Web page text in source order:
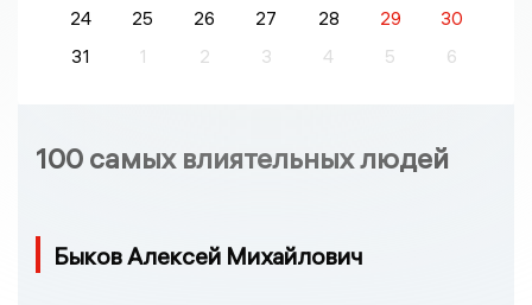
24
25 26 27 28 29
30
31
1 2 3 4 5 6
100 самых влиятельных людей
Быков Алексей Михайлович